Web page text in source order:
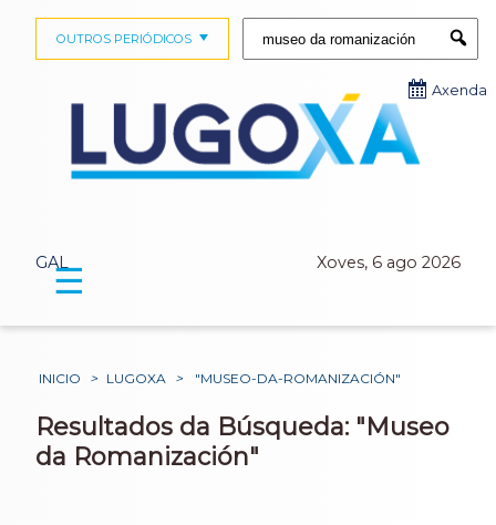
GAL Xoves, 6 ago 2026
OUTROS PERIÓDICOS
Axenda
☰
INICIO > LUGOXA > "MUSEO-DA-ROMANIZACIÓN"
Resultados da Búsqueda: "Museo
da Romanización"